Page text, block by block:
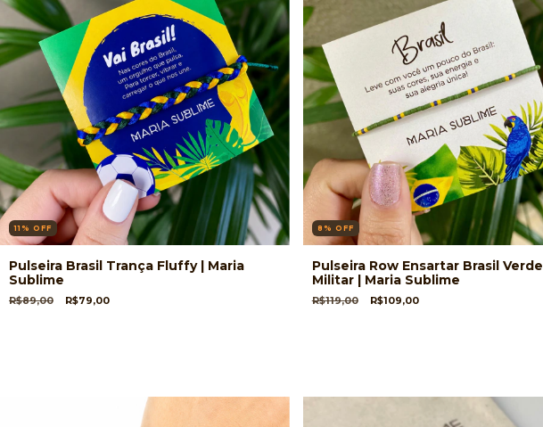
11 % OFF
Pulseira Brasil Trança Fluffy | Maria
Sublime
R$89,00 R$79,00
8 % OFF
Pulseira Row Ensartar Brasil Verde
Militar | Maria Sublime
R$119,00 R$109,00